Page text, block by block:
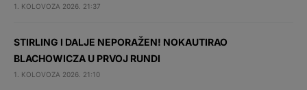
1. KOLOVOZA 2026. 21:37
STIRLING I DALJE NEPORAŽEN! NOKAUTIRAO
BLACHOWICZA U PRVOJ RUNDI
1. KOLOVOZA 2026. 21:10